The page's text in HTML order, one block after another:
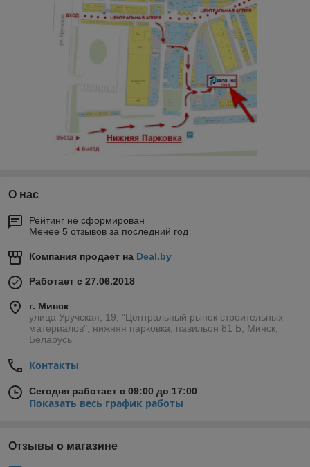
О нас
Рейтинг не сформирован
Менее 5 отзывов за последний год
Компания продает на Deal.by
Работает с 27.06.2018
г. Минск
улица Уручская, 19, "Центральный рынок строительных
материалов", нижняя парковка, павильон 81 Б, Минск,
Беларусь
Контакты
Сегодня работает с 09:00 до 17:00
Показать весь график работы
Отзывы о магазине